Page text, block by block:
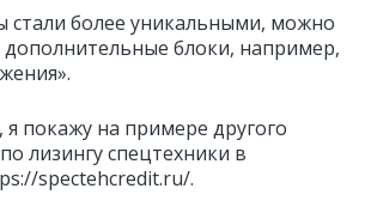
стали более уникальными, можно
блоки, например,
я покажу на примере другого
лизингу спецтехники в
spectehcredit.ru/.